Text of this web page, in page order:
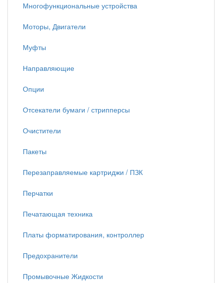
Многофункциональные устройства
Моторы, Двигатели
Муфты
Направляющие
Опции
Отсекатели бумаги / стрипперсы
Очистители
Пакеты
Перезаправляемые картриджи / ПЗК
Перчатки
Печатающая техника
Платы форматирования, контроллер
Предохранители
Промывочные Жидкости